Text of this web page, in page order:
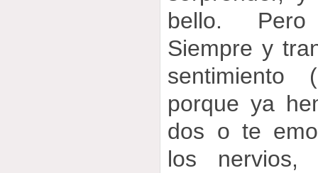
bello.
Siempre y
porque ya
dos o te
los